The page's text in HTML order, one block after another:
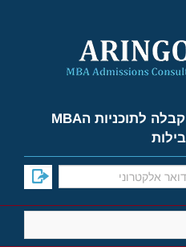
למד על אפשרויות הקבלה לתוכניות הMBA